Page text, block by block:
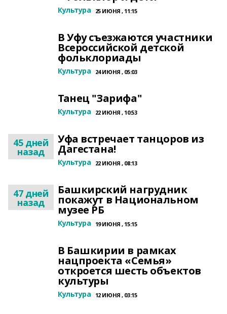
Культура 25 ИЮНЯ , 11:15
В Уфу съезжаются участники
Всероссийской детской
фольклориады
Культура 24 ИЮНЯ , 05:03
Танец "Зарифа"
Культура 22 ИЮНЯ , 10:53
45 дней
назад
Уфа встречает танцоров из
Дагестана!
Культура 22 ИЮНЯ , 08:13
47 дней
назад
Башкирский нагрудник
покажут в Национальном
музее РБ
Культура 19 ИЮНЯ , 15:15
В Башкирии в рамках
нацпроекта «Семья»
откроется шесть объектов
культуры
Культура 12 ИЮНЯ , 03:15